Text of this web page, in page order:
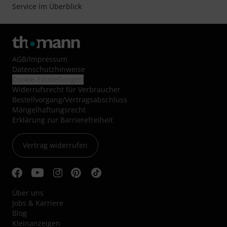
Service im Überblick
AGB/Impressum
Datenschutzhinweise
Widerrufsrecht für Verbraucher
Bestellvorgang/Vertragsabschluss
Mängelhaftungsrecht
Erklärung zur Barrierefreiheit
Vertrag widerrufen
Über uns
Jobs & Karriere
Blog
Kleinanzeigen